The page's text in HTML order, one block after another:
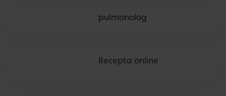
pulmonolog
Recepta online